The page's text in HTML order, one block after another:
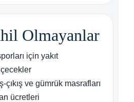
Olmayanlar
için yakıt
çıkış ve gümrük masrafları
ücretleri